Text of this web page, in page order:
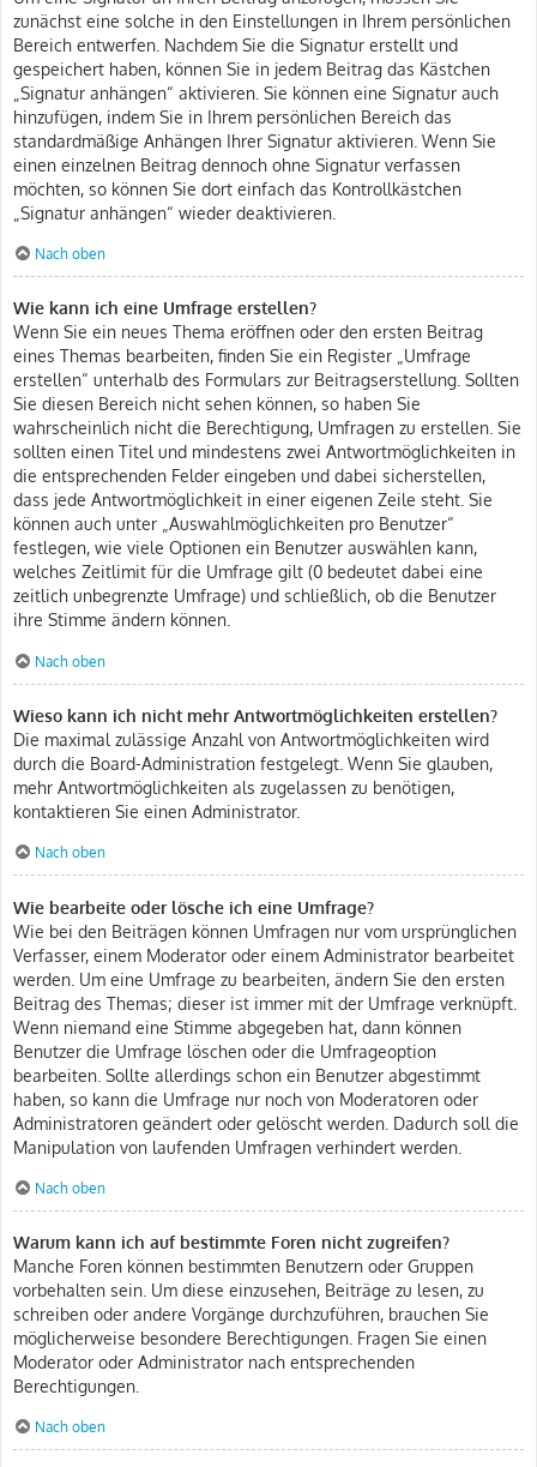
zunächst eine solche in den Einstellungen in Ihrem persönlichen
Bereich entwerfen. Nachdem Sie die Signatur erstellt und
gespeichert haben, können Sie in jedem Beitrag das Kästchen
„Signatur anhängen“ aktivieren. Sie können eine Signatur auch
hinzufügen, indem Sie in Ihrem persönlichen Bereich das
standardmäßige Anhängen Ihrer Signatur aktivieren. Wenn Sie
einen einzelnen Beitrag dennoch ohne Signatur verfassen
möchten, so können Sie dort einfach das Kontrollkästchen
„Signatur anhängen“ wieder deaktivieren.
Nach oben
Wie kann ich eine Umfrage erstellen?
Wenn Sie ein neues Thema eröffnen oder den ersten Beitrag
eines Themas bearbeiten, finden Sie ein Register „Umfrage
erstellen“ unterhalb des Formulars zur Beitragserstellung. Sollten
Sie diesen Bereich nicht sehen können, so haben Sie
wahrscheinlich nicht die Berechtigung, Umfragen zu erstellen. Sie
sollten einen Titel und mindestens zwei Antwortmöglichkeiten in
die entsprechenden Felder eingeben und dabei sicherstellen,
dass jede Antwortmöglichkeit in einer eigenen Zeile steht. Sie
können auch unter „Auswahlmöglichkeiten pro Benutzer“
festlegen, wie viele Optionen ein Benutzer auswählen kann,
welches Zeitlimit für die Umfrage gilt (0 bedeutet dabei eine
zeitlich unbegrenzte Umfrage) und schließlich, ob die Benutzer
ihre Stimme ändern können.
Nach oben
Wieso kann ich nicht mehr Antwortmöglichkeiten erstellen?
Die maximal zulässige Anzahl von Antwortmöglichkeiten wird
durch die Board-Administration festgelegt. Wenn Sie glauben,
mehr Antwortmöglichkeiten als zugelassen zu benötigen,
kontaktieren Sie einen Administrator.
Nach oben
Wie bearbeite oder lösche ich eine Umfrage?
Wie bei den Beiträgen können Umfragen nur vom ursprünglichen
Verfasser, einem Moderator oder einem Administrator bearbeitet
werden. Um eine Umfrage zu bearbeiten, ändern Sie den ersten
Beitrag des Themas; dieser ist immer mit der Umfrage verknüpft.
Wenn niemand eine Stimme abgegeben hat, dann können
Benutzer die Umfrage löschen oder die Umfrageoption
bearbeiten. Sollte allerdings schon ein Benutzer abgestimmt
haben, so kann die Umfrage nur noch von Moderatoren oder
Administratoren geändert oder gelöscht werden. Dadurch soll die
Manipulation von laufenden Umfragen verhindert werden.
Nach oben
Warum kann ich auf bestimmte Foren nicht zugreifen?
Manche Foren können bestimmten Benutzern oder Gruppen
vorbehalten sein. Um diese einzusehen, Beiträge zu lesen, zu
schreiben oder andere Vorgänge durchzuführen, brauchen Sie
möglicherweise besondere Berechtigungen. Fragen Sie einen
Moderator oder Administrator nach entsprechenden
Berechtigungen.
Nach oben